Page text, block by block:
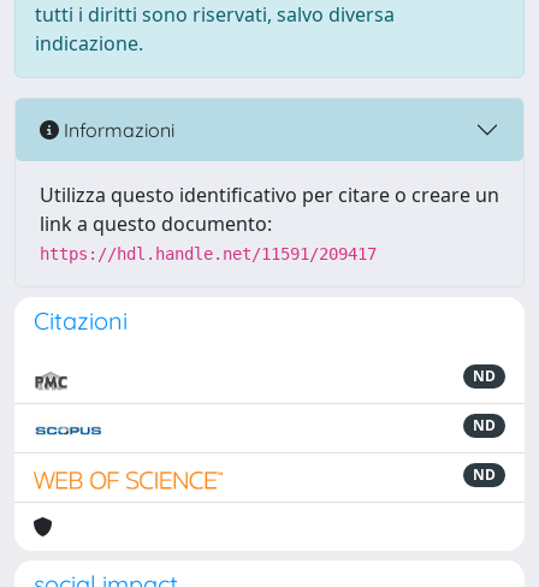
tutti i diritti sono riservati, salvo diversa
indicazione.
Informazioni
Utilizza questo identificativo per citare o creare un
link a questo documento:
https://hdl.handle.net/11591/209417
Citazioni
ND
ND
ND